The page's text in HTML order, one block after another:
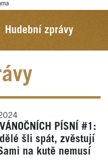
Hudební zprávy
VÁNOČNÍCH PÍSNÍ #1:
šli spát, zvěstují
na kutě nemusí